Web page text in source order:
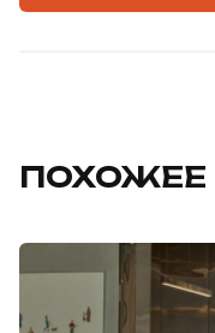
ПОХОЖЕЕ